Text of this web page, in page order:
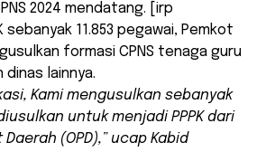
2024 mendatang. [irp
11.853 pegawai, Pemkot
formasi CPNS tenaga guru
dinas lainnya.
Kami mengusulkan sebanyak
untuk menjadi PPPK dari
(OPD),” ucap Kabid